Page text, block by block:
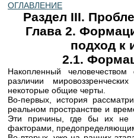
ОГЛАВЛЕНИЕ
Раздел III.
Глава 2.
подход к
2.1.
Накопленный
различии
некоторые общие черты.
Во-первых, история
реальном пространстве и
Эти причины, где бы их не
факторами,